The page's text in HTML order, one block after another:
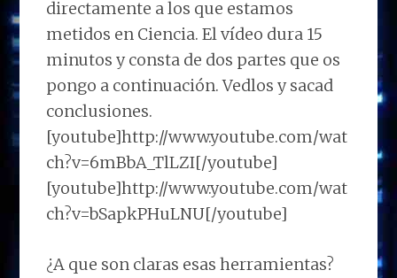
directamente a los que estamos
metidos en Ciencia. El vídeo dura 15
minutos y consta de dos partes que os
pongo a continuación. Vedlos y sacad
conclusiones.
[youtube]http://www.youtube.com/wat
ch?v=6mBbA_TlLZI[/youtube]
[youtube]http://www.youtube.com/wat
ch?v=bSapkPHuLNU[/youtube]
¿A que son claras esas herramientas?